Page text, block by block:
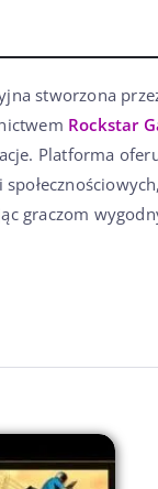
stworzona
Rockstar
Platforma
graczom